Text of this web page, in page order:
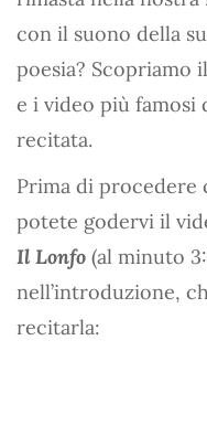
con il suono della
poesia? Scopriamo
e i video più famosi
recitata.
Prima di procedere
potete godervi il
Il Lonfo (al minuto
nell’introduzione,
recitarla: